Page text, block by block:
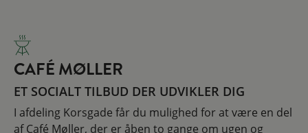
​CAFÉ MØLLER
ET SOCIALT TILBUD DER UDVIKLER DIG
I afdeling Korsgade får du mulighed for at være en del
af Café Møller, der er åben to gange om ugen og